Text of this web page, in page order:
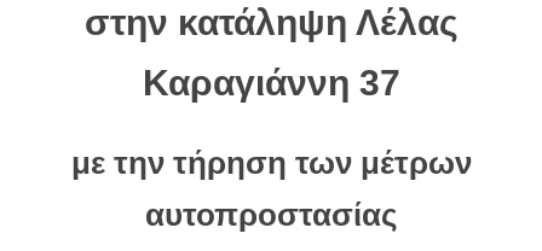
στην κατάληψη Λέλας
Καραγιάννη 37
με την τήρηση των μέτρων
αυτοπροστασίας